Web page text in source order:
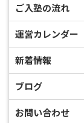
ご入塾の流れ
運営カレンダー
新着情報
ブログ
お問い合わせ